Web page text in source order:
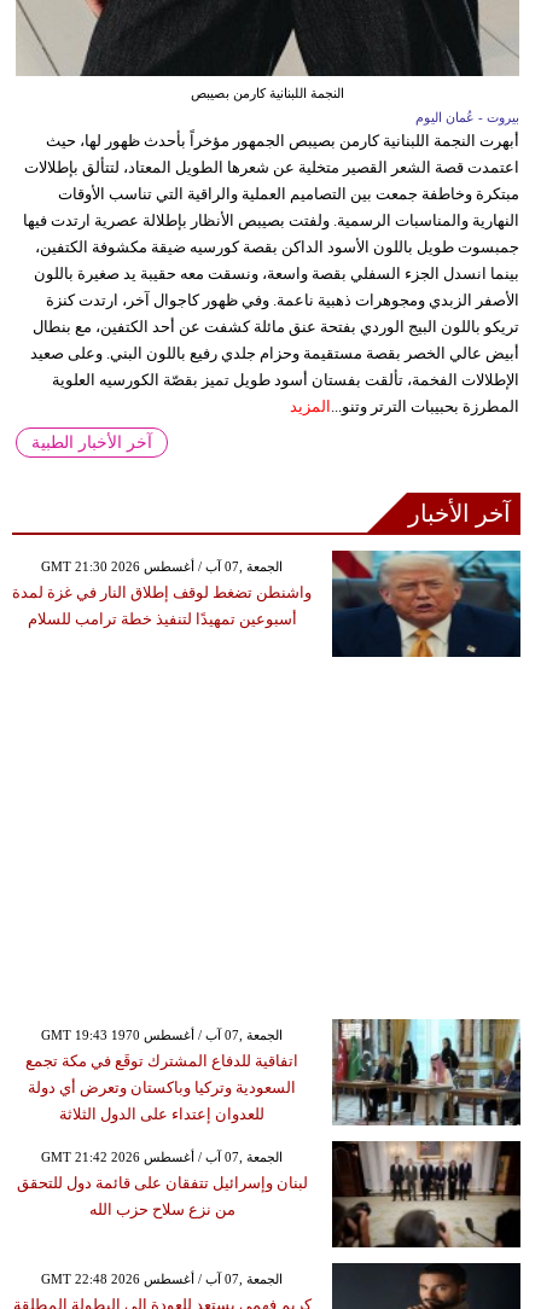
النجمة اللبنانية كارمن بصيبص
بيروت - عُمان اليوم
أبهرت النجمة اللبنانية كارمن بصيبص الجمهور مؤخراً بأحدث ظهور لها، حيث
اعتمدت قصة الشعر القصير متخلية عن شعرها الطويل المعتاد، لتتألق بإطلالات
مبتكرة وخاطفة جمعت بين التصاميم العملية والراقية التي تناسب الأوقات
النهارية والمناسبات الرسمية. ولفتت بصيبص الأنظار بإطلالة عصرية ارتدت فيها
جمبسوت طويل باللون الأسود الداكن بقصة كورسيه ضيقة مكشوفة الكتفين،
بينما انسدل الجزء السفلي بقصة واسعة، ونسقت معه حقيبة يد صغيرة باللون
الأصفر الزبدي ومجوهرات ذهبية ناعمة. وفي ظهور كاجوال آخر، ارتدت كنزة
تريكو باللون البيج الوردي بفتحة عنق مائلة كشفت عن أحد الكتفين، مع بنطال
أبيض عالي الخصر بقصة مستقيمة وحزام جلدي رفيع باللون البني. وعلى صعيد
الإطلالات الفخمة، تألقت بفستان أسود طويل تميز بقصّة الكورسيه العلوية
المطرزة بحبيبات الترتر وتنو... المزيد
آخر الأخبار الطبية
آخر الأخبار
GMT 21:30 2026 الجمعة ,07 آب / أغسطس
واشنطن تضغط لوقف إطلاق النار في غزة لمدة
أسبوعين تمهيدًا لتنفيذ خطة ترامب للسلام
GMT 19:43 1970 الجمعة ,07 آب / أغسطس
اتفاقية للدفاع المشترك توقَع في مكة تجمع
السعودية وتركيا وباكستان وتعرض أي دولة
للعدوان إعتداء على الدول الثلاثة
GMT 21:42 2026 الجمعة ,07 آب / أغسطس
لبنان وإسرائيل تتفقان على قائمة دول للتحقق
من نزع سلاح حزب الله
GMT 22:48 2026 الجمعة ,07 آب / أغسطس
كريم فهمي يستعد للعودة إلى البطولة المطلقة